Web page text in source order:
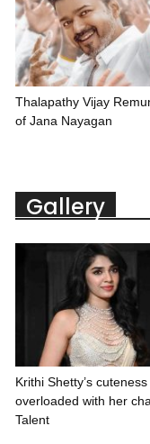
Thalapathy Vijay
of Jana Nayagan
Gallery
Krithi Shetty’s cuteness
overloaded with her
Talent